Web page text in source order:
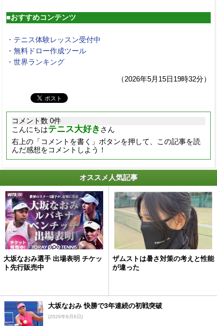
■おすすめコンテンツ
・テニス体験レッスン受付中
・無料ドロー作成ツール
・世界ランキング
（2026年5月15日19時32分）
コメント数 0件
こんにちはテニス大好き さん
右上の「コメントを書く」ボタンを押して、この記事を読
んだ感想をコメントしよう！
オススメ人気記事
大坂なおみ選手 出場表明 チケッ
ト先行販売中
ザムストは暑さ対策の考えと性能
が違った
大坂なおみ 快勝で3年連続の初戦突破
(2026年8月6日)